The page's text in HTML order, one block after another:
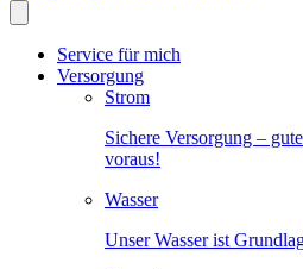
Service für mich
Versorgung
Strom
Sichere Versorgung –
voraus!
Wasser
Unser Wasser ist